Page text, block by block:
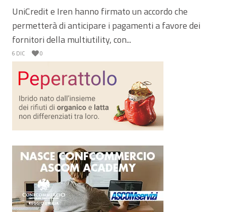
UniCredit e Iren hanno firmato un accordo che
permetterà di anticipare i pagamenti a favore dei
fornitori della multiutility, con...
6 DIC 0